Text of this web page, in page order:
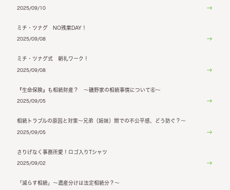
2025/09/10
ミチ・ツナグ NO残業DAY！
2025/09/08
ミチ・ツナグ式 朝礼ワーク！
2025/09/08
『生命保険』も相続財産？ ～磯野家の相続事情について⑥～
2025/09/05
相続トラブルの原因と対策～兄弟（姉妹）間での不公平感、どう防ぐ？～
2025/09/05
さりげなく事務所愛！ロゴ入りTシャツ
2025/09/02
「減らす相続」～遺産分けは法定相続分？～